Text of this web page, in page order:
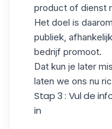
product of dienst
Het doel is
publiek,
bedrijf promoot.
Dat kun je later
laten we ons nu
Stap 3 : Vul de
in